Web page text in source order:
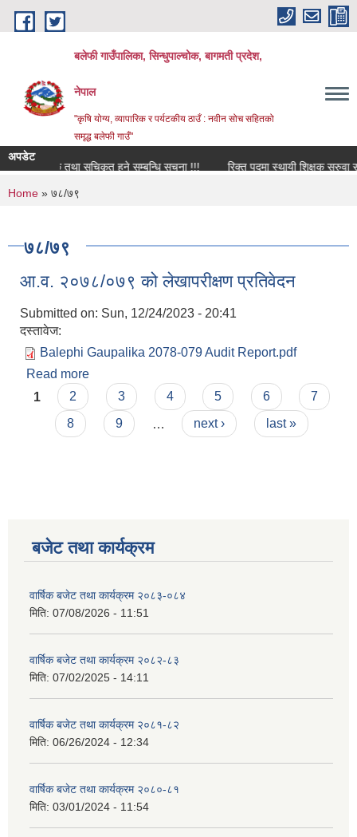
Skip to main content
बलेफी गाउँपालिका, सिन्धुपाल्चोक, बागमती प्रदेश,
नेपाल
"कृषि योग्य, व्यापारिक र पर्यटकीय ठाउँ : नवीन सोच सहितको
समृद्ध बलेफी गाउँ"
अपडेट
अध्यावधिक तथा सूचिकृत हुने सम्बन्धि सूचना !!!
रिक्त पदमा स्थायी शिक्षक सरुवा
You are here
Home » ७८/७९
७८/७९
आ.व. २०७८/०७९ को लेखापरीक्षण प्रतिवेदन
Submitted on: Sun, 12/24/2023 - 20:41
दस्तावेज:
Balephi Gaupalika 2078-079 Audit Report.pdf
Read more
Pages
1 2 3 4 5 6
7
8
9 next › last »
बजेट तथा कार्यक्रम
वार्षिक बजेट तथा कार्यक्रम २०८३-०८४
मिति: 07/08/2026 - 11:51
वार्षिक बजेट तथा कार्यक्रम २०८२-८३
मिति: 07/02/2025 - 14:11
वार्षिक बजेट तथा कार्यक्रम २०८१-८२
मिति: 06/26/2024 - 12:34
वार्षिक बजेट तथा कार्यक्रम २०८०-८१
मिति: 03/01/2024 - 11:54